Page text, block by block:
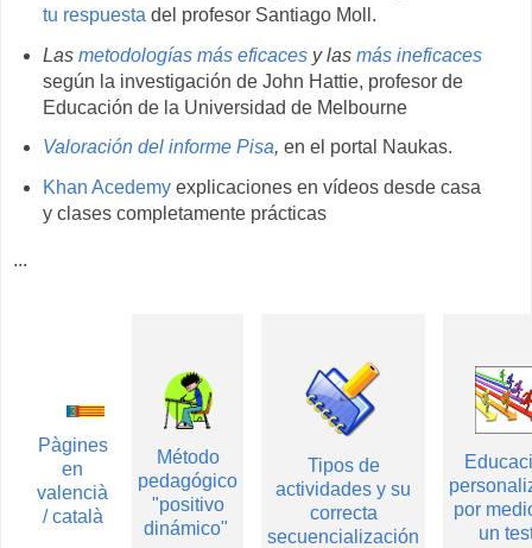
tu respuesta del profesor Santiago Moll.
Las metodologías más eficacesy las más ineficaces
según la investigación de John Hattie, profesor de
Educación de la Universidad de Melbourne
Valoración del informe Pisa, en el portal Naukas.
Khan Acedemyexplicaciones en vídeos desde casa
y clases completamente prácticas
...
Pàgines
en
valencià
/ català
Método
pedagógico
"positivo
dinámico"
Tipos de
actividades y su
correcta
secuencialización
por
un